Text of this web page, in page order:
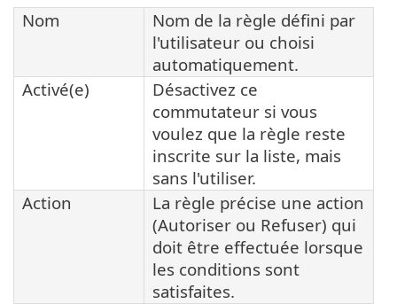
Nom
Nom de la règle défini par
l'utilisateur ou choisi
automatiquement.
Activé(e)
Désactivez ce
commutateur si vous
voulez que la règle reste
inscrite sur la liste, mais
sans l'utiliser.
Action
La règle précise une action
(Autoriser ou Refuser) qui
doit être effectuée lorsque
les conditions sont
satisfaites.